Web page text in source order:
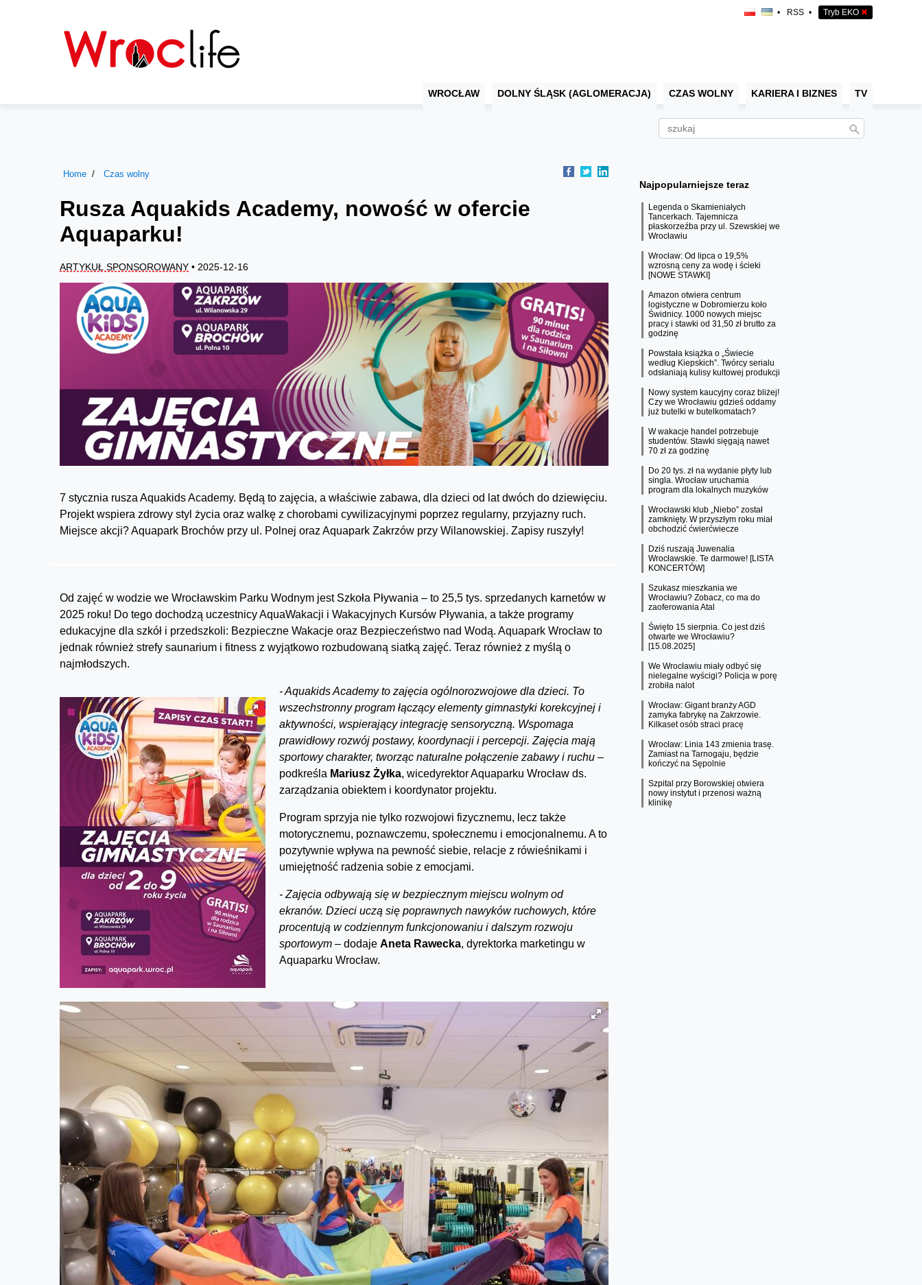
• RSS • Tryb EKO ✖
WROCŁAW DOLNY ŚLĄSK (AGLOMERACJA) CZAS WOLNY KARIERA I BIZNES TV
Home Czas wolny
Rusza Aquakids Academy, nowość w ofercie
Aquaparku!
ARTYKUŁ SPONSOROWANY • 2025-12-16
7 stycznia rusza Aquakids Academy. Będą to zajęcia, a właściwie zabawa, dla dzieci od lat dwóch do dziewięciu.
Projekt wspiera zdrowy styl życia oraz walkę z chorobami cywilizacyjnymi poprzez regularny, przyjazny ruch.
Miejsce akcji? Aquapark Brochów przy ul. Polnej oraz Aquapark Zakrzów przy Wilanowskiej. Zapisy ruszyły!
Od zajęć w wodzie we Wrocławskim Parku Wodnym jest Szkoła Pływania – to 25,5 tys. sprzedanych karnetów w
2025 roku! Do tego dochodzą uczestnicy AquaWakacji i Wakacyjnych Kursów Pływania, a także programy
edukacyjne dla szkół i przedszkoli: Bezpieczne Wakacje oraz Bezpieczeństwo nad Wodą. Aquapark Wrocław to
jednak również strefy saunarium i fitness z wyjątkowo rozbudowaną siatką zajęć. Teraz również z myślą o
najmłodszych.
- Aquakids Academy to zajęcia ogólnorozwojowe dla dzieci. To
wszechstronny program łączący elementy gimnastyki korekcyjnej i
aktywności, wspierający integrację sensoryczną. Wspomaga
prawidłowy rozwój postawy, koordynacji i percepcji. Zajęcia mają
sportowy charakter, tworząc naturalne połączenie zabawy i ruchu –
podkreśla Mariusz Żyłka, wicedyrektor Aquaparku Wrocław ds.
zarządzania obiektem i koordynator projektu.
Program sprzyja nie tylko rozwojowi fizycznemu, lecz także
motorycznemu, poznawczemu, społecznemu i emocjonalnemu. A to
pozytywnie wpływa na pewność siebie, relacje z rówieśnikami i
umiejętność radzenia sobie z emocjami.
- Zajęcia odbywają się w bezpiecznym miejscu wolnym od
ekranów. Dzieci uczą się poprawnych nawyków ruchowych, które
procentują w codziennym funkcjonowaniu i dalszym rozwoju
sportowym – dodaje Aneta Rawecka, dyrektorka marketingu w
Aquaparku Wrocław.
Najpopularniejsze teraz
Legenda o Skamieniałych
Tancerkach. Tajemnicza
płaskorzeźba przy ul. Szewskiej we
Wrocławiu
Wrocław: Od lipca o 19,5%
wzrosną ceny za wodę i ścieki
[NOWE STAWKI]
Amazon otwiera centrum
logistyczne w Dobromierzu koło
Świdnicy. 1000 nowych miejsc
pracy i stawki od 31,50 zł brutto za
godzinę
Powstała książka o „Świecie
według Kiepskich”. Twórcy serialu
odsłaniają kulisy kultowej produkcji
Nowy system kaucyjny coraz bliżej!
Czy we Wrocławiu gdzieś oddamy
już butelki w butelkomatach?
W wakacje handel potrzebuje
studentów. Stawki sięgają nawet
70 zł za godzinę
Do 20 tys. zł na wydanie płyty lub
singla. Wrocław uruchamia
program dla lokalnych muzyków
Wrocławski klub „Niebo” został
zamknięty. W przyszłym roku miał
obchodzić ćwierćwiecze
Dziś ruszają Juwenalia
Wrocławskie. Te darmowe! [LISTA
KONCERTÓW]
Szukasz mieszkania we
Wrocławiu? Zobacz, co ma do
zaoferowania Atal
Święto 15 sierpnia. Co jest dziś
otwarte we Wrocławiu?
[15.08.2025]
We Wrocławiu miały odbyć się
nielegalne wyścigi? Policja w porę
zrobiła nalot
Wrocław: Gigant branży AGD
zamyka fabrykę na Zakrzowie.
Kilkaset osób straci pracę
Wrocław: Linia 143 zmienia trasę.
Zamiast na Tarnogaju, będzie
kończyć na Sępolnie
Szpital przy Borowskiej otwiera
nowy instytut i przenosi ważną
klinikę